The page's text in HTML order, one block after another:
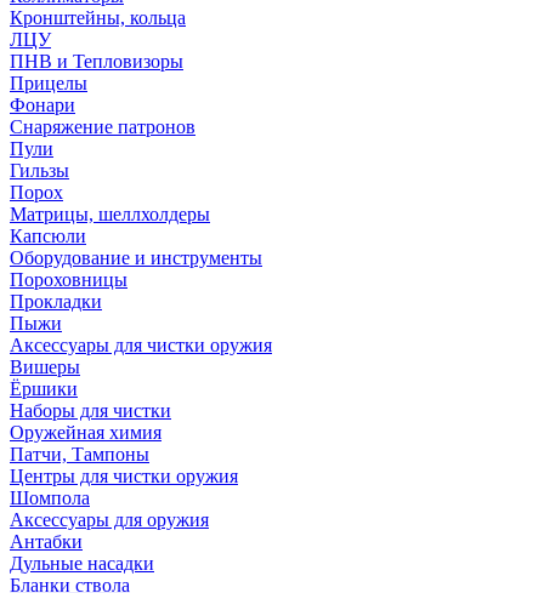
Кронштейны, кольца
ЛЦУ
ПНВ и Тепловизоры
Прицелы
Фонари
Снаряжение патронов
Пули
Гильзы
Порох
Матрицы, шеллхолдеры
Капсюли
Оборудование и инструменты
Пороховницы
Прокладки
Пыжи
Аксессуары для чистки оружия
Вишеры
Ёршики
Наборы для чистки
Оружейная химия
Патчи, Тампоны
Центры для чистки оружия
Шомпола
Аксессуары для оружия
Антабки
Дульные насадки
Бланки ствола